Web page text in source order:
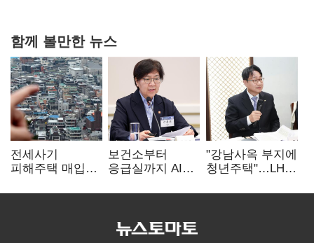
함께 볼만한 뉴스
전세사기
피해주택 매입
누적 피해자
보건소부터
응급실까지 AI
혁신 본격화
"강남사옥 부지에
청년주택"…LH도